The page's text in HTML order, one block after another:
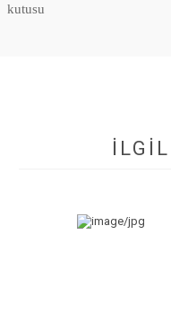
kutusu